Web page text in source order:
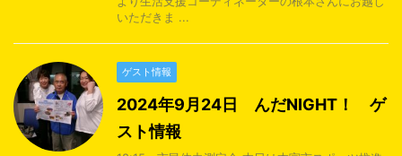
いただきま ...
ゲスト情報
2024年9月24日 んだNIGHT！ ゲ
スト情報